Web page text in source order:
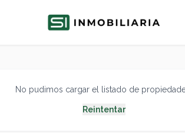
No pudimos cargar el listado de
Reintentar